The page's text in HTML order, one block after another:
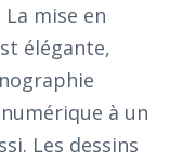
mise en
élégante,
à un
Les dessins